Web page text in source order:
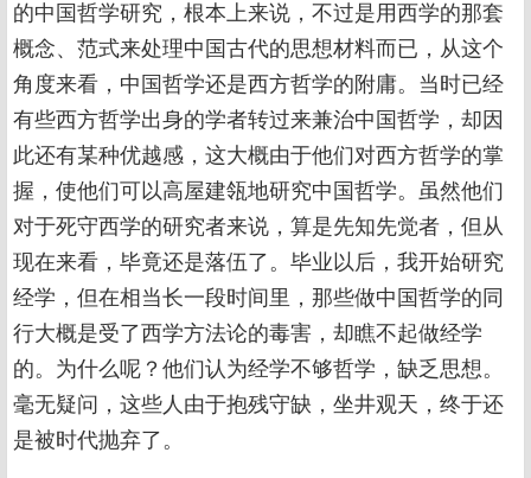
的中国哲学研究，根本上来说，不过是用西学的那套
概念、范式来处理中国古代的思想材料而已，从这个
角度来看，中国哲学还是西方哲学的附庸。当时已经
有些西方哲学出身的学者转过来兼治中国哲学，却因
此还有某种优越感，这大概由于他们对西方哲学的掌
握，使他们可以高屋建瓴地研究中国哲学。虽然他们
对于死守西学的研究者来说，算是先知先觉者，但从
现在来看，毕竟还是落伍了。毕业以后，我开始研究
经学，但在相当长一段时间里，那些做中国哲学的同
行大概是受了西学方法论的毒害，却瞧不起做经学
的。为什么呢？他们认为经学不够哲学，缺乏思想。
毫无疑问，这些人由于抱残守缺，坐井观天，终于还
是被时代抛弃了。